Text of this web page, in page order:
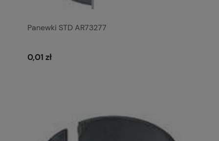
Panewki STD AR73277
0,01 zł